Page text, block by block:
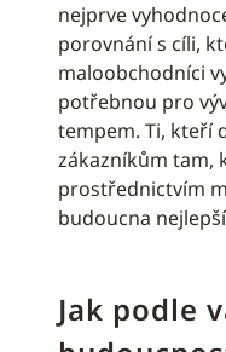
nejprve
porovnání s cíli,
maloobchodníci
potřebnou pro
tempem. Ti, kteří
zákazníkům tam,
prostřednictvím
budoucna
Jak podle